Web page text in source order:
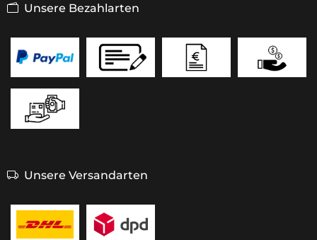
Unsere Bezahlarten
Unsere Versandarten